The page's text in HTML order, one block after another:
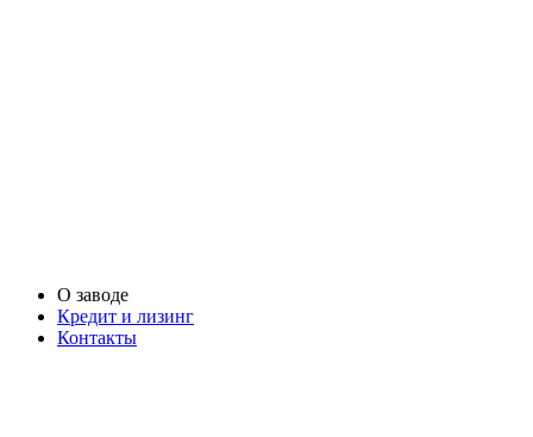
О заводе
Кредит и лизинг
Контакты